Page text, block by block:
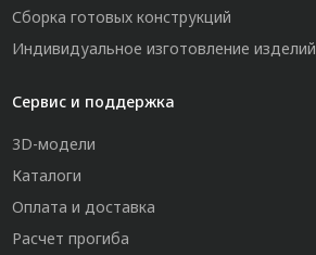
Сборка готовых конструкций
Индивидуальное изготовление изделий
Сервис и поддержка
3D-модели
Каталоги
Оплата и доставка
Расчет прогиба